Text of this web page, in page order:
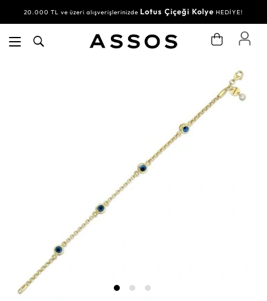
20.000 TL ve üzeri alışverişlerinizde Lotus Çiçeği Kolye HEDİYE!